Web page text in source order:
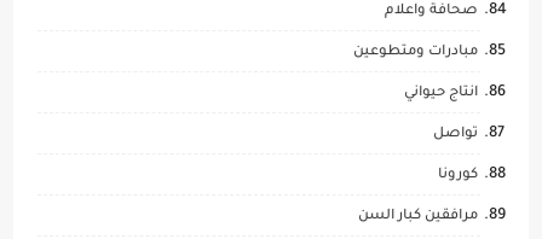
صحافة واعلام
مبادرات ومتطوعين
انتاج حيواني
تواصل
كورونا
مرافقين كبار السن